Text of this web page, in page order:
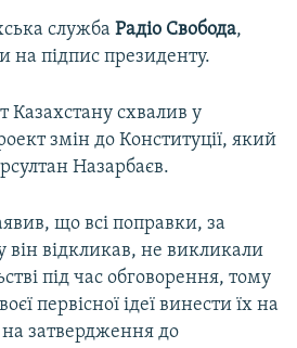
служба Радіо Свобода,
на підпис президенту.
Казахстану схвалив у
змін до Конституції, який
Назарбаєв.
що всі поправки, за
він відкликав, не викликали
під час обговорення, тому
первісної ідеї винести їх на
затвердження до